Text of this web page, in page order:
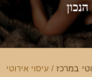
במרכז / עיסוי אירוטי